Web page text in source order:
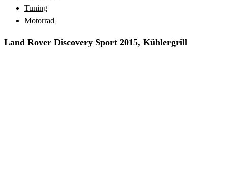
Tuning
Motorrad
Land Rover Discovery Sport 2015, Kühlergrill